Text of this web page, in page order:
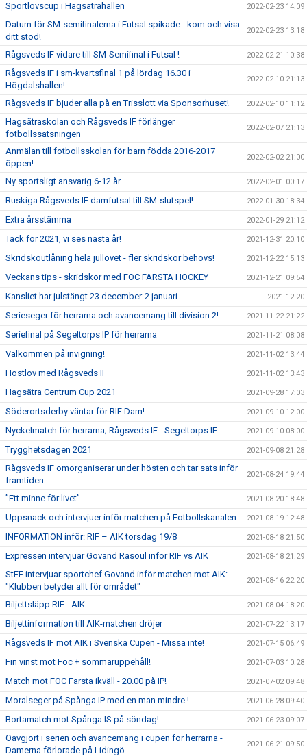
Sportlovscup i Hagsätrahallen 2022-02-23 14:09
Datum för SM-semifinalerna i Futsal spikade - kom och visa
ditt stöd!
2022-02-23 13:18
Rågsveds IF vidare till SM-Semifinal i Futsal ! 2022-02-21 10:38
Rågsveds IF i sm-kvartsfinal 1 på lördag 16.30 i
Högdalshallen!
2022-02-10 21:13
Rågsveds IF bjuder alla på en Trisslott via Sponsorhuset! 2022-02-10 11:12
Hagsätraskolan och Rågsveds IF förlänger
fotbollssatsningen
2022-02-07 21:13
Anmälan till fotbollsskolan för barn födda 2016-2017
öppen!
2022-02-02 21:00
Ny sportsligt ansvarig 6-12 år 2022-02-01 00:17
Ruskiga Rågsveds IF damfutsal till SM-slutspel! 2022-01-30 18:34
Extra årsstämma 2022-01-29 21:12
Tack för 2021, vi ses nästa år! 2021-12-31 20:10
Skridskoutlåning hela jullovet - fler skridskor behövs! 2021-12-22 15:13
Veckans tips - skridskor med FOC FARSTA HOCKEY 2021-12-21 09:54
Kansliet har julstängt 23 december-2 januari 2021-12-20
Serieseger för herrarna och avancemang till division 2! 2021-11-22 21:22
Seriefinal på Segeltorps IP för herrarna 2021-11-21 08:08
Välkommen på invigning! 2021-11-02 13:44
Höstlov med Rågsveds IF 2021-11-02 13:43
Hagsätra Centrum Cup 2021 2021-09-28 17:03
Söderortsderby väntar för RIF Dam! 2021-09-10 12:00
Nyckelmatch för herrarna; Rågsveds IF - Segeltorps IF 2021-09-10 08:00
Trygghetsdagen 2021 2021-09-08 21:28
Rågsveds IF omorganiserar under hösten och tar sats inför
framtiden
2021-08-24 19:44
”Ett minne för livet” 2021-08-20 18:48
Uppsnack och intervjuer inför matchen på Fotbollskanalen 2021-08-19 12:48
INFORMATION inför: RIF – AIK torsdag 19/8 2021-08-18 21:50
Expressen intervjuar Govand Rasoul inför RIF vs AIK 2021-08-18 21:29
StFF intervjuar sportchef Govand inför matchen mot AIK:
"Klubben betyder allt för området"
2021-08-16 22:20
Biljettsläpp RIF - AIK 2021-08-04 18:20
Biljettinformation till AIK-matchen dröjer 2021-07-22 13:17
Rågsveds IF mot AIK i Svenska Cupen - Missa inte! 2021-07-15 06:49
Fin vinst mot Foc + sommaruppehåll! 2021-07-03 10:28
Match mot FOC Farsta ikväll - 20.00 på IP! 2021-07-02 09:48
Moralseger på Spånga IP med en man mindre ! 2021-06-28 09:40
Bortamatch mot Spånga IS på söndag! 2021-06-23 09:07
Oavgjort i serien och avancemang i cupen för herrarna -
Damerna förlorade på Lidingö
2021-06-21 09:50